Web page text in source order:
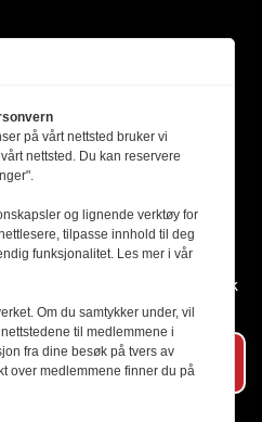
plakaten og presseetikken slik
på vårt nettsted bruker vi
nettsted. Du kan reservere
og lignende verktøy for
tilpasse innhold til deg
funksjonalitet. Les mer i vår
Om du samtykker under, vil
til medlemmene i
fra dine besøk på tvers av
over medlemmene finner du på